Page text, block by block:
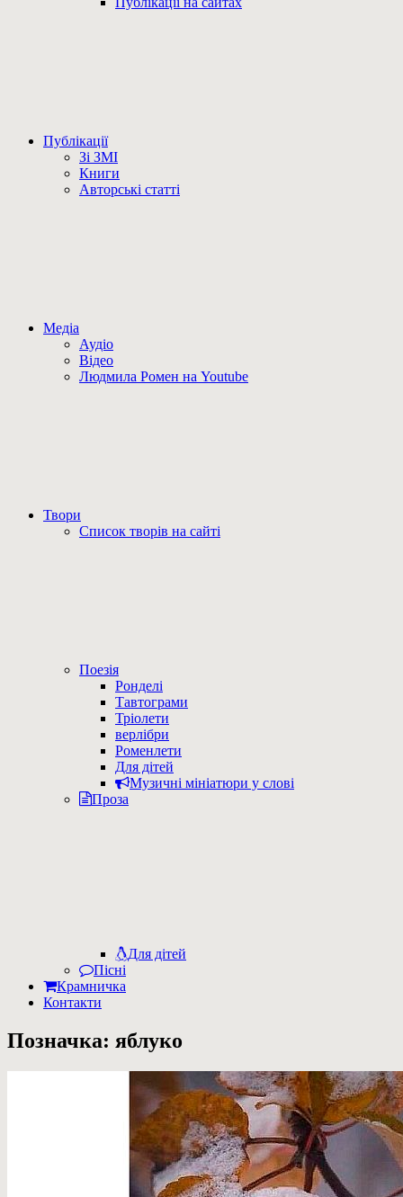
Публікації
Зі ЗМІ
Книги
Авторські статті
Медіа
Аудіо
Відео
Людмила Ромен на Youtube
Твори
Список творів на сайті
Поезія
Ронделі
Тавтограми
Тріолети
верлібри
Роменлети
Для дітей
Музичні мініатюри у слові
Проза
Для дітей
Пісні
Крамничка
Контакти
Позначка: яблуко